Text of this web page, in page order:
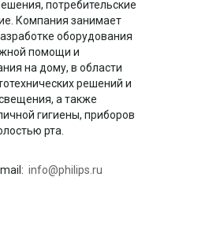
потребительские
Компания занимает
оборудования
помощи и
на дому, в области
решений и
а также
гигиены, приборов
рта.
info@philips.ru